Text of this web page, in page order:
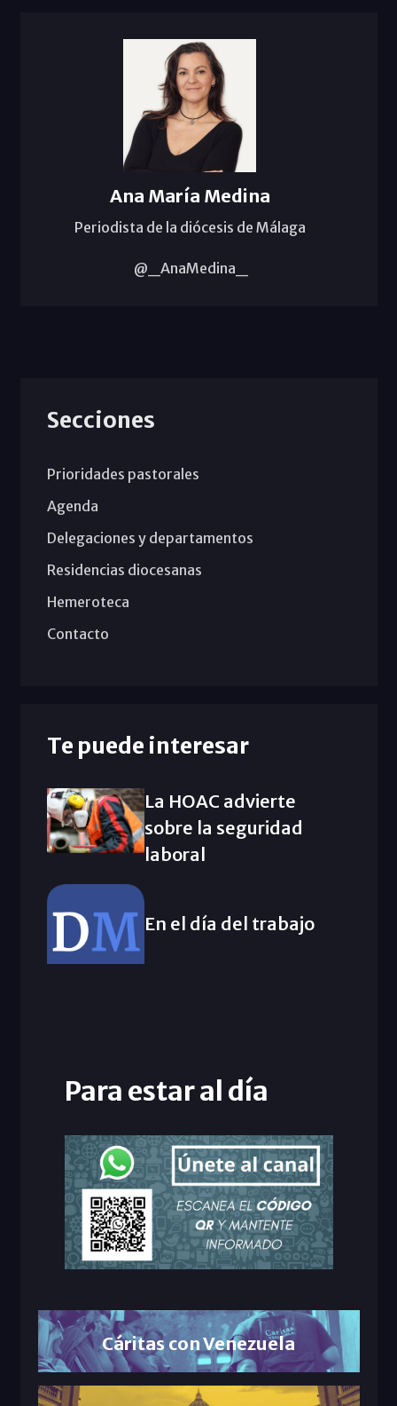
Ana María Medina
Periodista de la diócesis de Málaga
@_AnaMedina_
Secciones
Prioridades pastorales
Agenda
Delegaciones y departamentos
Residencias diocesanas
Hemeroteca
Contacto
Te puede interesar
La HOAC advierte
sobre la seguridad
laboral
En el día del trabajo
Para estar al día
Cáritas con Venezuela